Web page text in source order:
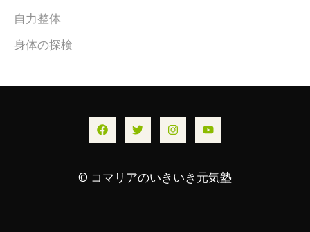
自力整体
身体の探検
© コマリアのいきいき元気塾